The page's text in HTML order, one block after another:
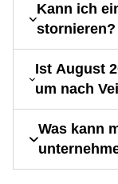
Kann ich
stornieren?
Ist August
um nach
Was kann